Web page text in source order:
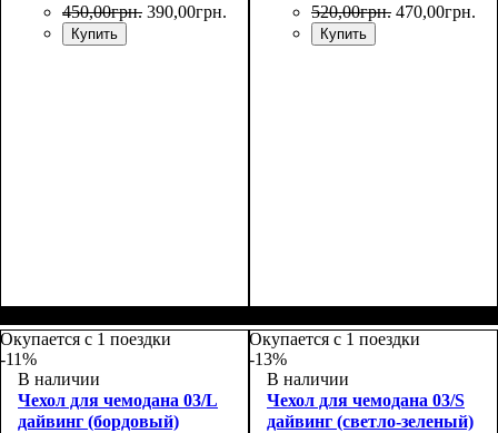
450,00грн. 390,00грн.
Купить
520,00грн. 470,00грн.
Купить
Окупается с 1 поездки
-11%
В наличии
Чехол для чемодана 03/L
дайвинг (бордовый)
Окупается с 1 поездки
-13%
В наличии
Чехол для чемодана 03/S
дайвинг (светло-зеленый)